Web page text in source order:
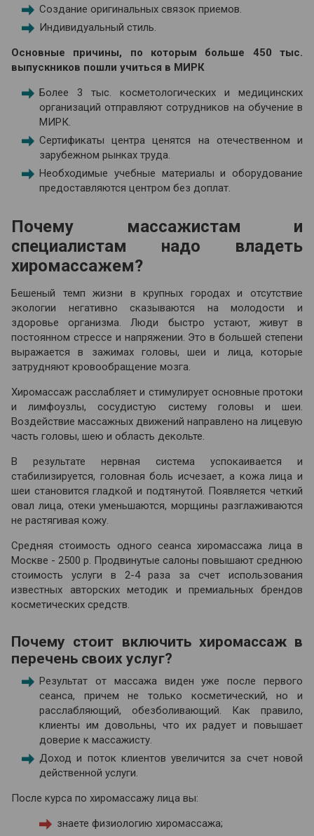
Создание оригинальных связок приемов.
Индивидуальный стиль.
Основные причины, по которым больше 450 тыс.
выпускников пошли учиться в МИРК
Более 3 тыс. косметологических и медицинских
организаций отправляют сотрудников на обучение в
МИРК.
Сертификаты центра ценятся на отечественном и
зарубежном рынках труда.
Необходимые учебные материалы и оборудование
предоставляются центром без доплат.
Почему массажистам и
специалистам надо владеть
хиромассажем?
Бешеный темп жизни в крупных городах и отсутствие
экологии негативно сказываются на молодости и
здоровье организма. Люди быстро устают, живут в
постоянном стрессе и напряжении. Это в большей степени
выражается в зажимах головы, шеи и лица, которые
затрудняют кровообращение мозга.
Хиромассаж расслабляет и стимулирует основные протоки
и лимфоузлы, сосудистую систему головы и шеи.
Воздействие массажных движений направлено на лицевую
часть головы, шею и область декольте.
В результате нервная система успокаивается и
стабилизируется, головная боль исчезает, а кожа лица и
шеи становится гладкой и подтянутой. Появляется четкий
овал лица, отеки уменьшаются, морщины разглаживаются
не растягивая кожу.
Средняя стоимость одного сеанса хиромассажа лица в
Москве - 2500 р. Продвинутые салоны повышают среднюю
стоимость услуги в 2-4 раза за счет использования
известных авторских методик и премиальных брендов
косметических средств.
Почему стоит включить хиромассаж в
перечень своих услуг?
Результат от массажа виден уже после первого
сеанса, причем не только косметический, но и
расслабляющий, обезболивающий. Как правило,
клиенты им довольны, что их радует и повышает
доверие к массажисту.
Доход и поток клиентов увеличится за счет новой
действенной услуги.
После курса по хиромассажу лица вы:
знаете физиологию хиромассажа;